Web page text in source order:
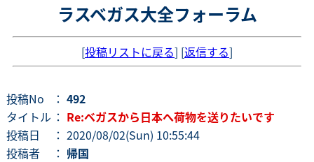
ラスベガス大全フォーラム
[投稿リストに戻る] [返信する]
投稿No ： 492
タイトル ： Re:ベガスから日本へ荷物を送りたいです
投稿日
： 2020/08/02(Sun) 10:55:44
投稿者
： 帰国